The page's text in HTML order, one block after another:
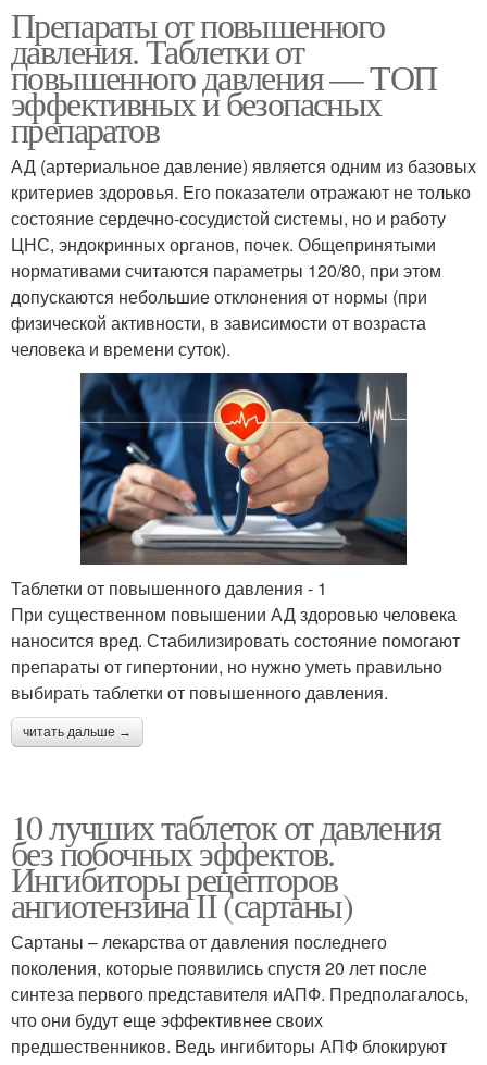
Препараты от повышенного
давления. Таблетки от
повышенного давления — ТОП
эффективных и безопасных
препаратов
АД (артериальное давление) является одним из базовых
критериев здоровья. Его показатели отражают не только
состояние сердечно-сосудистой системы, но и работу
ЦНС, эндокринных органов, почек. Общепринятыми
нормативами считаются параметры 120/80, при этом
допускаются небольшие отклонения от нормы (при
физической активности, в зависимости от возраста
человека и времени суток).
Таблетки от повышенного давления - 1
При существенном повышении АД здоровью человека
наносится вред. Стабилизировать состояние помогают
препараты от гипертонии, но нужно уметь правильно
выбирать таблетки от повышенного давления.
читать дальше →
10 лучших таблеток от давления
без побочных эффектов.
Ингибиторы рецепторов
ангиотензина ІІ (сартаны)
Сартаны – лекарства от давления последнего
поколения, которые появились спустя 20 лет после
синтеза первого представителя иАПФ. Предполагалось,
что они будут еще эффективнее своих
предшественников. Ведь ингибиторы АПФ блокируют